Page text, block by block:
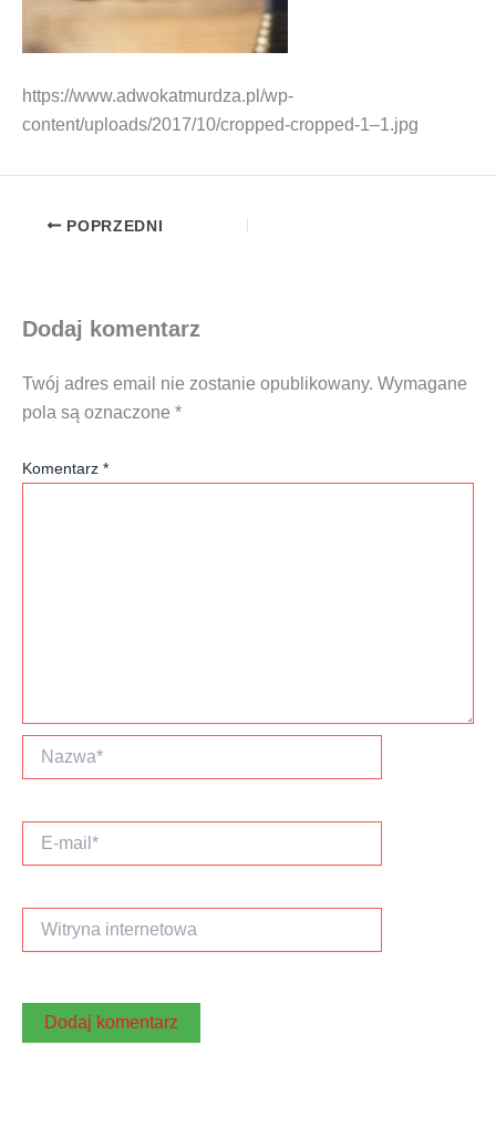
https://www.adwokatmurdza.pl/wp-
content/uploads/2017/10/cropped-cropped‑1–1.jpg
POPRZEDNI
Dodaj komentarz
Twój adres email nie zostanie opublikowany. Wymagane
pola są oznaczone *
Komentarz *
mail*
internetowa